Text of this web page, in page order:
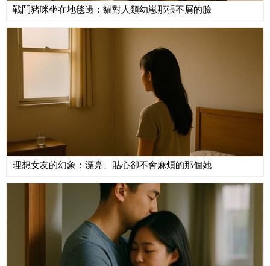
戰鬥豬咪坐在地毯邊：貓對人類幼崽那張不屑的臉
理想女友的幻象：漂亮、貼心卻不會麻煩的那個她